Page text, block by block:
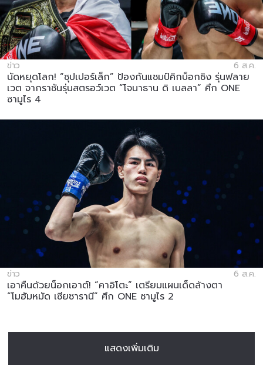
ข่าว 6 ส.ค.
นัดหยุดโลก! “ซุปเปอร์เล็ก” ป้องกันแชมป์คิกบ็อกซิง รุ่นฟลาย
เวต จากราชันรุ่นสตรอว์เวต “โจนาธาน ดิ เบลลา” ศึก ONE
ซามูไร 4
ข่าว 6 ส.ค.
เอาคืนด้วยน็อกเอาต์! “คาอิโตะ” เตรียมแผนเด็ดล้างตา
“โมฮัมหมัด เซียซารานี” ศึก ONE ซามูไร 2
แสดงเพิ่มเติม